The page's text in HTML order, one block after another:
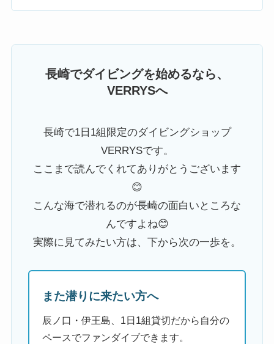
長崎でダイビングを始めるなら、
VERRYSへ
長崎で1日1組限定のダイビングショップ
VERRYSです。
ここまで読んでくれてありがとうございます
😊
こんな海で潜れるのが長崎の面白いところな
んですよね😊
実際に見てみたい方は、下から次の一歩を。
また潜りに来たい方へ
辰ノ口・伊王島、1日1組貸切だから自分の
ペースでファンダイブできます。